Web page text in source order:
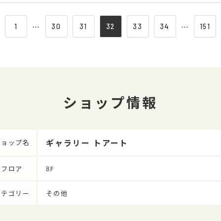
1 ⋯ 30 31 32 33 34 ⋯ 151
ショップ情報
ップ名 ギャラリー トアート
フロア 8F
ゴリー その他